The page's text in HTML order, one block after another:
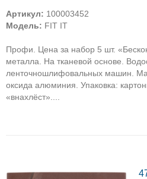
Артикул: 100003452
Модель: FIT IT
Профи. Цена за набор 5 шт.
металла. На тканевой основе.
ленточношлифовальных машин.
оксида алюминия. Упаковка:
«внахлёст»....